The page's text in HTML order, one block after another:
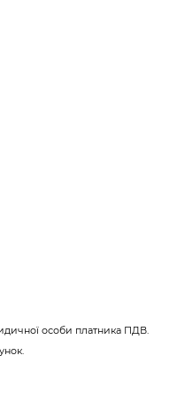
особи платника ПДВ.